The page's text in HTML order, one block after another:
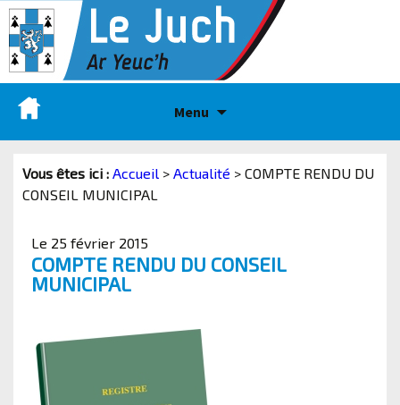
Menu
Vous êtes ici : Accueil > Actualité > COMPTE RENDU DU
CONSEIL MUNICIPAL
Le 25 février 2015
COMPTE RENDU DU CONSEIL
MUNICIPAL